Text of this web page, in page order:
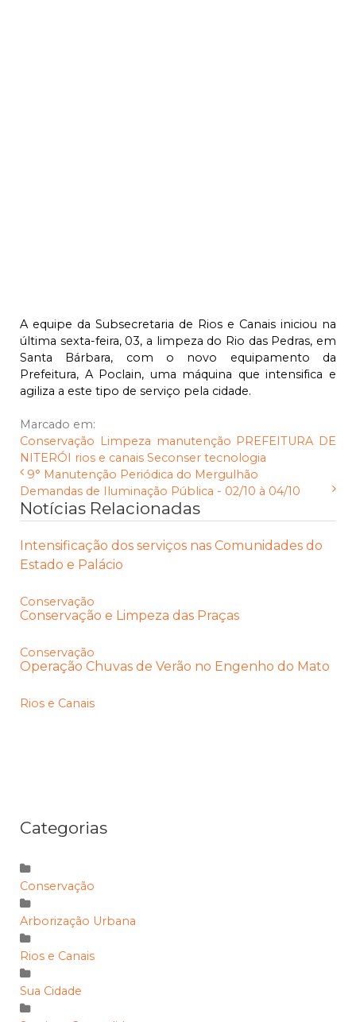
A equipe da Subsecretaria de Rios e Canais iniciou na
última sexta-feira, 03, a limpeza do Rio das Pedras, em
Santa Bárbara, com o novo equipamento da
Prefeitura, A Poclain, uma máquina que intensifica e
agiliza a este tipo de serviço pela cidade.
Marcado em:
Conservação
Limpeza manutenção PREFEITURA DE
NITERÓI
rios e canais Seconser tecnologia
9° Manutenção Periódica do Mergulhão
Demandas de Iluminação Pública - 02/10 à 04/10
Notícias Relacionadas
Intensificação dos serviços nas Comunidades do
Estado e Palácio
Conservação
Conservação e Limpeza das Praças
Conservação
Operação Chuvas de Verão no Engenho do Mato
Rios e Canais
Categorias
Conservação
Arborização Urbana
Rios e Canais
Sua Cidade